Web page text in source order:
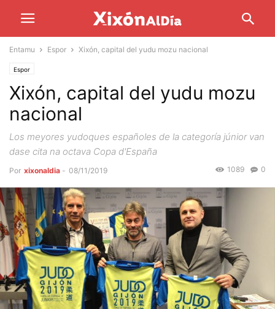
Entamu Espor Xixón, capital del yudu mozu nacional
Espor
Xixón, capital del yudu mozu
nacional
Los meyores yudoques españoles de la categoría júnior van
dase cita na octava Copa d'España
Por xixonaldia - 08/11/2019 0
1089